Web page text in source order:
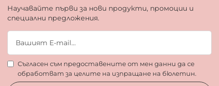
Научавайте първи за нови продукти, промоции и
специални предложения.
Съгласен съм предоставените от мен данни да се
обработват за целите на изпращане на бюлетин.